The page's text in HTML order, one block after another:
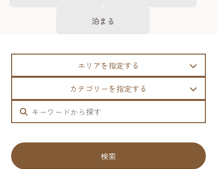
泊まる
エリアを指定する
カテゴリーを指定する
検索